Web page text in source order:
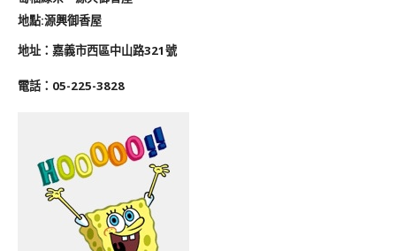
地點:源興御香屋
地址： 嘉義市西區中山路321號
電話 ：05-225-3828